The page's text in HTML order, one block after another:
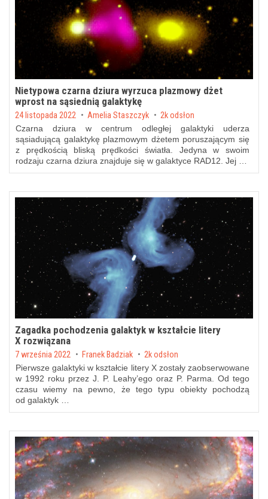
Nietypowa czarna dziura wyrzuca plazmowy dżet
wprost na sąsiednią galaktykę
Posted on
24 listopada 2022 by Amelia Staszczyk 2k odsłon
Czarna dziura w centrum odległej galaktyki uderza
sąsiadującą galaktykę plazmowym dżetem poruszającym się
z prędkością bliską prędkości światła. Jedyna w swoim
rodzaju czarna dziura znajduje się w galaktyce RAD12. Jej …
Zagadka pochodzenia galaktyk w kształcie litery
X rozwiązana
Posted on
7 września 2022 by Franek Badziak 2k odsłon
Pierwsze galaktyki w kształcie litery X zostały zaobserwowane
w 1992 roku przez J. P. Leahy’ego oraz P. Parma. Od tego
czasu wiemy na pewno, że tego typu obiekty pochodzą
od galaktyk …